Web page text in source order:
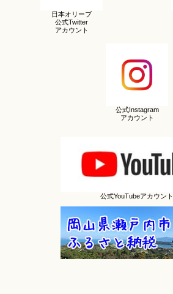
日本オリーブ
公式Twitter
アカウント
公式Instagram
アカウント
公式YouTubeアカウント